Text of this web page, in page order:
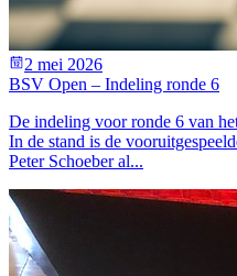
2 mei 2026
BSV Open – Indeling ronde 6
De indeling voor ronde 6 van
In de stand is de
Peter Schoeber al...